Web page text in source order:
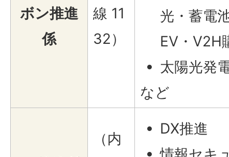
ボン推進
係
線 11
32）
光・蓄電
EV・V2H
太陽光発
など
（内
DX推進